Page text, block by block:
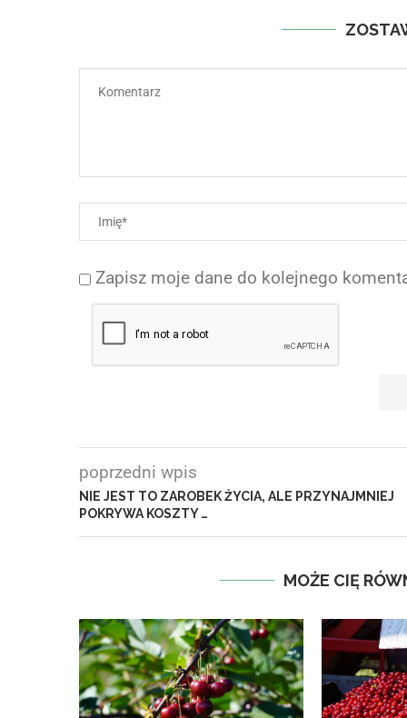
Zapisz moje dane do kolejnego
poprzedni wpis
NIE JEST TO ZAROBEK ŻYCIA, ALE PRZYNAJMNIEJ
POKRYWA KOSZTY …
MOŻE CIĘ